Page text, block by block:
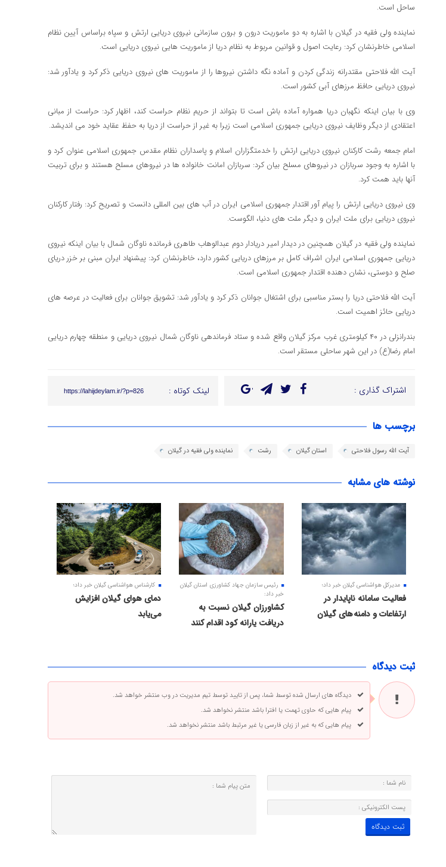
ساحل است.
نماینده ولی فقیه در گیلان با اشاره به دو ماموریت درون و برون سازمانی نیروی دریایی ارتش و سپاه براساس آیین نظام
اسلامی خاطرنشان کرد: رعایت اصول و قوانین مربوط به نظام دریا از ماموریت هایی نیروی دریایی است.
آیت الله فلاحتی مقتدرانه زندگی کردن و آماده نگه داشتن نیروها را از ماموریت های نیروی دریایی ذکر کرد و یادآور شد:
نیروی دریایی حافظ مرزهای آبی کشور است.
وی با بیان اینکه نگهبان دریا همواره آماده باش است تا بتواند از حریم نظام حراست کند، اظهار کرد: حراست از مبانی
اعتقادی از دیگر وظایف نیروی دریایی جمهوری اسلامی است زیرا به غیر از حراست از دریا به حفظ عقاید خود می اندیشد.
امام جمعه رشت کارکنان نیروی دریایی ارتش را خدمتگزاران اسلام و پاسداران نظام مقدس جمهوری اسلامی عنوان کرد و
با اشاره به وجود سربازان در نیروهای مسلح بیان کرد: سربازان امانت خانواده ها در نیروهای مسلح هستند و برای تربیت
آنها باید همت کرد.
وی نیروی دریایی ارتش را پیام آور اقتدار جمهوری اسلامی ایران در آب های بین المللی دانست و تصریح کرد: رفتار کارکنان
نیروی دریایی برای ملت ایران و دیگر ملت های دنیا، الگوست.
نماینده ولی فقیه در گیلان همچنین در دیدار امیر دریادار دوم عبدالوهاب طاهری فرمانده ناوگان شمال با بیان اینکه نیروی
دریایی جمهوری اسلامی ایران اشراف کامل بر مرزهای دریایی کشور دارد، خاطرنشان کرد: پیشنهاد ایران مبنی بر خزر دریای
صلح و دوستی، نشان دهنده اقتدار جمهوری اسلامی است.
آیت الله فلاحتی دریا را بستر مناسبی برای اشتغال جوانان ذکر کرد و یادآور شد: تشویق جوانان برای فعالیت در عرصه های
دریایی حائز اهمیت است.
بندرانزلی در ۴۰ کیلومتری غرب مرکز گیلان واقع شده و ستاد فرماندهی ناوگان شمال نیروی دریایی و منطقه چهارم دریایی
امام رضا(ع) در این شهر ساحلی مستقر است.
اشتراک گذاری : لینک کوتاه : https://lahijdeylam.ir/?p=826
برچسب ها
آیت الله رسول فلاحتی استان گیلان رشت نماینده ولی فقیه در گیلان
نوشته های مشابه
مدیرکل هواشناسی گیلان خبر داد؛
فعالیت سامانه ناپایدار در
ارتفاعات و دامنه های گیلان
رئیس سازمان جهاد کشاورزی استان گیلان
خبر داد:
کشاورزان گیلان نسبت به
دریافت یارانه کود اقدام کنند
کارشناس هواشناسی گیلان خبر داد؛
دمای هوای گیلان افزایش
می‌یابد
ثبت دیدگاه
دیدگاه های ارسال شده توسط شما، پس از تایید توسط تیم مدیریت در وب منتشر خواهد شد.
پیام هایی که حاوی تهمت یا افترا باشد منتشر نخواهد شد.
پیام هایی که به غیر از زبان فارسی یا غیر مرتبط باشد منتشر نخواهد شد.